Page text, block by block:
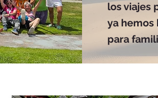
los viajes
ya hemos
para